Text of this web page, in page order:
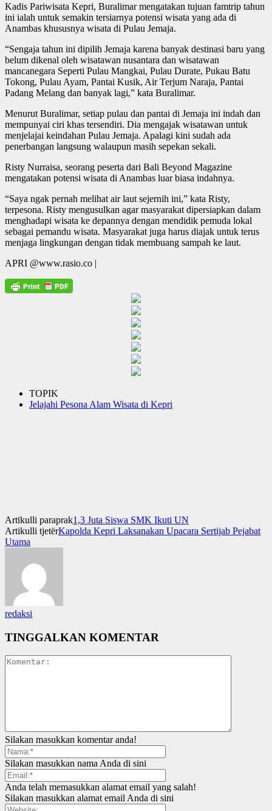
Kadis Pariwisata Kepri, Buralimar mengatakan tujuan famtrip tahun
ini ialah untuk semakin tersiarnya potensi wisata yang ada di
Anambas khususnya wisata di Pulau Jemaja.
“Sengaja tahun ini dipilih Jemaja karena banyak destinasi baru yang
belum dikenal oleh wisatawan nusantara dan wisatawan
mancanegara Seperti Pulau Mangkai, Pulau Durate, Pukau Batu
Tokong, Pulau Ayam, Pantai Kusik, Air Terjum Naraja, Pantai
Padang Melang dan banyak lagi,” kata Buralimar.
Menurut Buralimar, setiap pulau dan pantai di Jemaja ini indah dan
mempunyai ciri khas tersendiri. Dia mengajak wisatawan untuk
menjelajai keindahan Pulau Jemaja. Apalagi kini sudah ada
penerbangan langsung walaupun masih sepekan sekali.
Risty Nurraisa, seorang peserta dari Bali Beyond Magazine
mengatakan potensi wisata di Anambas luar biasa indahnya.
“Saya ngak pernah melihat air laut sejernih ini,” kata Risty,
terpesona. Risty mengusulkan agar masyarakat dipersiapkan dalam
menghadapi wisata ke depannya dengan mendidik pemuda lokal
sebagai pemandu wisata. Masyarakat juga harus diajak untuk terus
menjaga lingkungan dengan tidak membuang sampah ke laut.
APRI @www.rasio.co |
TOPIK
Jelajahi Pesona Alam Wisata di Kepri
Artikulli paraprak1,3 Juta Siswa SMK Ikuti UN
Artikulli tjetërKapolda Kepri Laksanakan Upacara Sertijab Pejabat
Utama
redaksi
TINGGALKAN KOMENTAR
Silakan masukkan komentar anda!
Silakan masukkan nama Anda di sini
Anda telah memasukkan alamat email yang salah!
Silakan masukkan alamat email Anda di sini